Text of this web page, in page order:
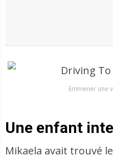
Emmener une
Une enfant
Mikaela avait trouvé